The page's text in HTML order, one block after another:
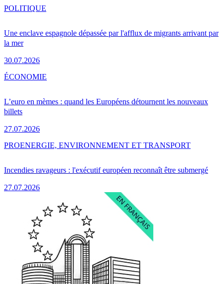
Une enclave espagnole dépassée par l'afflux de migrants arrivant par
la mer
30.07.2026
POLITIQUE
L’euro en mèmes : quand les Européens détournent les nouveaux
billets
27.07.2026
ÉCONOMIE
Incendies ravageurs : l'exécutif européen reconnaît être submergé
27.07.2026
PROENERGIE, ENVIRONNEMENT ET TRANSPORT